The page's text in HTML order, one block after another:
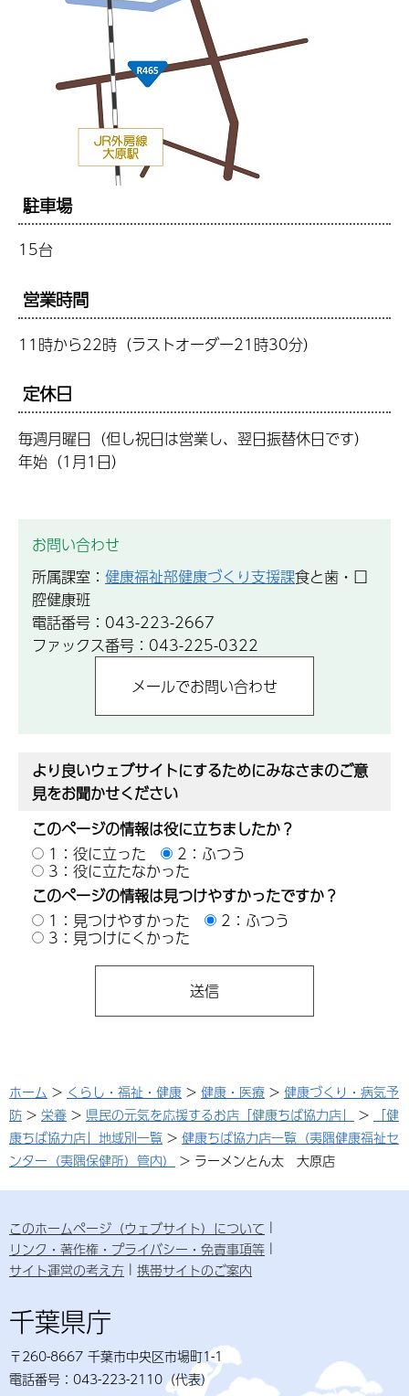
駐車場
15台
営業時間
11時から22時（ラストオーダー21時30分）
定休日
毎週月曜日（但し祝日は営業し、翌日振替休日です）
年始（1月1日）
お問い合わせ
所属課室： 健康福祉部健康づくり支援課食と歯・口
腔健康班
電話番号：043-223-2667
ファックス番号：043-225-0322
より良いウェブサイトにするためにみなさまのご意
見をお聞かせください
このページの情報は役に立ちましたか？
1：役に立った
2：ふつう
3：役に立たなかった
このページの情報は見つけやすかったですか？
1：見つけやすかった
2：ふつう
3：見つけにくかった
ホーム > くらし・福祉・健康 > 健康・医療 > 健康づくり・病気予
防 > 栄養 > 県民の元気を応援するお店「健康ちば協力店」 >
「健
康ちば協力店」地域別一覧 > 健康ちば協力店一覧（夷隅健康福祉セ
ンター（夷隅保健所）管内）
> ラーメンとん太 大原店
このホームページ（ウェブサイト）について
リンク・著作権・プライバシー・免責事項等
サイト運営の考え方
携帯サイトのご案内
千葉県庁
〒260-8667 千葉市中央区市場町1-1
電話番号：043-223-2110（代表）